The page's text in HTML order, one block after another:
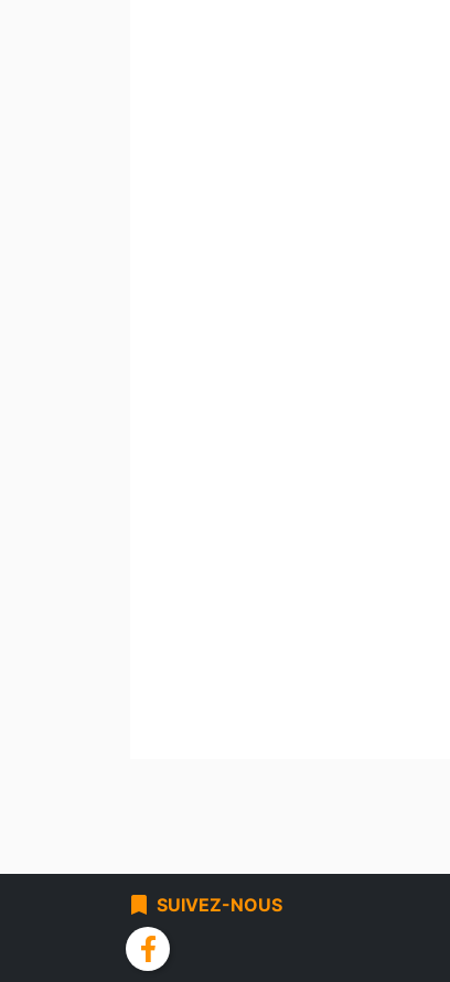
bookmark SUIVEZ-NOUS
facebook